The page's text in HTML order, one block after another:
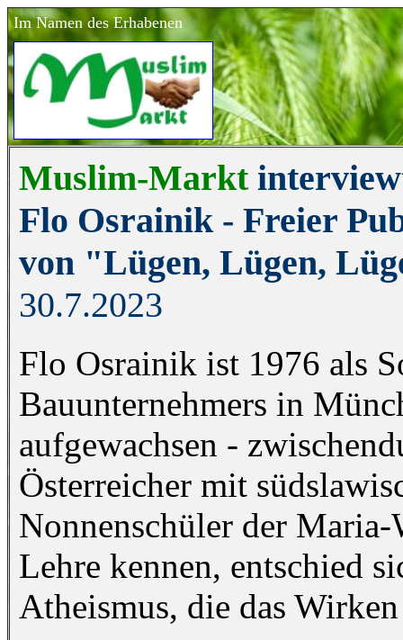
Im Namen des Erhabenen
Muslim-Markt
Flo Osrainik - Freier
von "Lügen, Lügen,
30.7.2023
Flo Osrainik ist 1976 als
Bauunternehmers in
aufgewachsen -
Österreicher mit
Nonnenschüler der
Lehre kennen, entschied
Atheismus, die das